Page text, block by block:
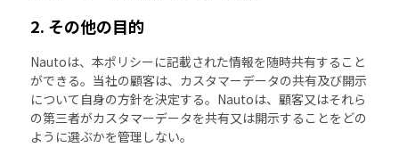
2. その他の目的
Nautoは、本ポリシーに記載された情報を随時共有すること
ができる。当社の顧客は、カスタマーデータの共有及び開示
について自身の方針を決定する。Nautoは、顧客又はそれら
の第三者がカスタマーデータを共有又は開示することをどの
ように選ぶかを管理しない。